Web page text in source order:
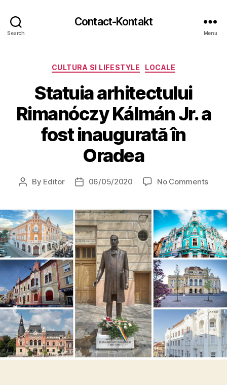
Search
Contact-Kontakt
Menu
Categories
CULTURA SI LIFESTYLE LOCALE
Statuia arhitectului
Rimanóczy Kálmán Jr. a
fost inaugurată în
Oradea
Post
By Editor
Post06/05/2020 No Commentson
Jr.
a
fost
în